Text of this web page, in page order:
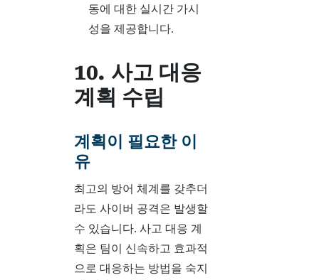
동에 대한 실시간 가시
성을 제공합니다.
10. 사고 대응
계획 수립
계획이 필요한 이
유
최고의 방어 체계를 갖추더
라도 사이버 공격은 발생할
수 있습니다. 사고 대응 계
획은 팀이 신속하고 효과적
으로 대응하는 방법을 숙지